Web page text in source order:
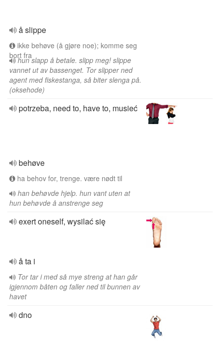
å slippe
ikke behøve (å gjøre noe); komme seg
bort fra
hun slapp å betale. slipp meg! slippe
vannet ut av bassenget. Tor slipper ned
agent med fiskestanga, så biter slenga på.
(oksehode)
potrzeba, need to, have to, musieć
behøve
ha behov for, trenge. være nødt til
han behøvde hjelp. hun vant uten at
hun behøvde å anstrenge seg
exert oneself, wysilać się
å ta i
Tor tar i med så mye streng at han går
igjennom båten og faller ned til bunnen av
havet
dno